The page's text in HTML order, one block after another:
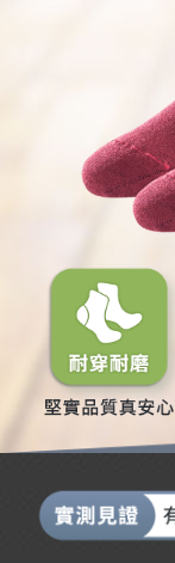
耐穿耐磨 迅速消